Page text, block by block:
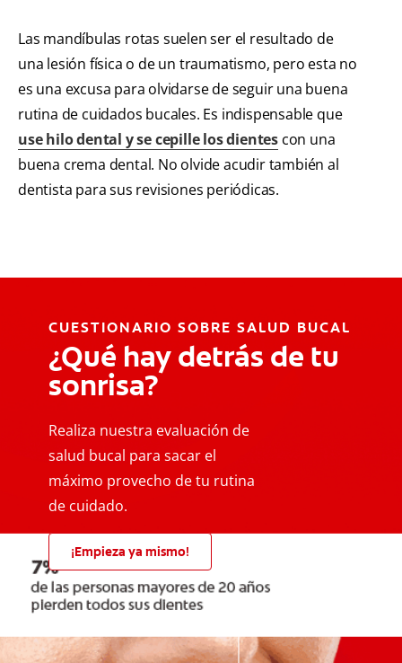
Las mandíbulas rotas suelen ser el resultado de
una lesión física o de un traumatismo, pero esta no
es una excusa para olvidarse de seguir una buena
rutina de cuidados bucales. Es indispensable que
use hilo dental y se cepille los dientes con una
buena crema dental. No olvide acudir también al
dentista para sus revisiones periódicas.
CUESTIONARIO SOBRE SALUD BUCAL
¿Qué hay detrás de tu
sonrisa?
Realiza nuestra evaluación de
salud bucal para sacar el
máximo provecho de tu rutina
de cuidado.
¡Empieza ya mismo!